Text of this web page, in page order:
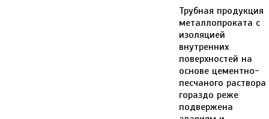
Трубная продукция
металлопроката с
изоляцией
внутренних
поверхностей на
основе цементно-
песчаного раствора
гораздо реже
подвержена